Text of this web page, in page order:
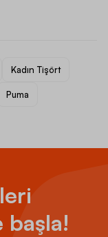
Kadın Tişört
Puma
başla!